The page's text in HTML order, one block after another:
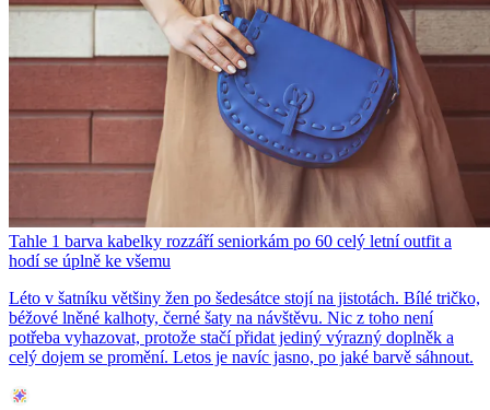
Tahle 1 barva kabelky rozzáří seniorkám po 60 celý letní outfit a
hodí se úplně ke všemu
Léto v šatníku většiny žen po šedesátce stojí na jistotách. Bílé tričko,
béžové lněné kalhoty, černé šaty na návštěvu. Nic z toho není
potřeba vyhazovat, protože stačí přidat jediný výrazný doplněk a
celý dojem se promění. Letos je navíc jasno, po jaké barvě sáhnout.